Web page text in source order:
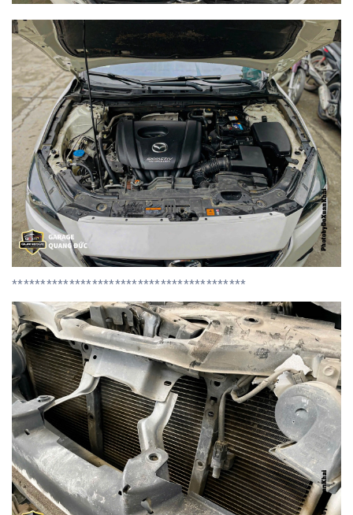
*****************************************